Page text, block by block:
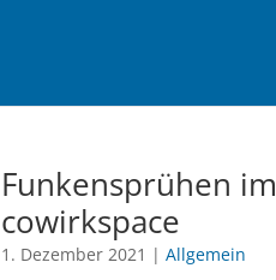
Funkensprühen im
cowirkspace
1. Dezember 2021 |Allgemein